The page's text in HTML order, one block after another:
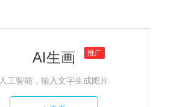
AI生画 推广
人工智能，输入文字生成图片